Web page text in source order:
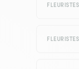
FLEURISTES
FLEURISTES